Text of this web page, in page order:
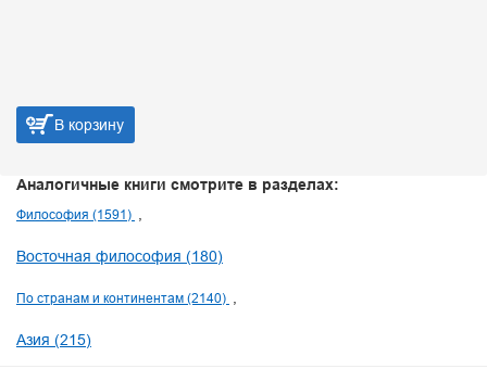
В корзину
Аналогичные книги смотрите в разделах:
Философия (1591)
Восточная философия (180)
По странам и континентам (2140)
Азия (215)